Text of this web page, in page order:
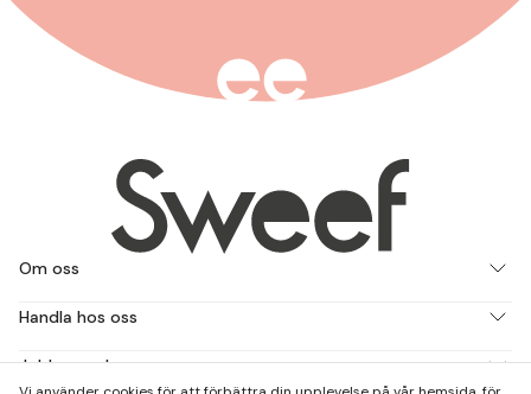
Om oss
Handla hos oss
Jobba med oss